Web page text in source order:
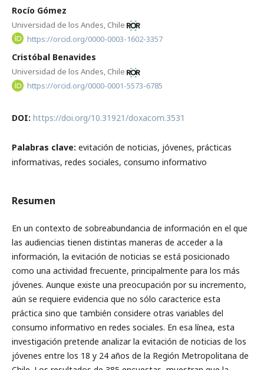
Rocío Gómez
Universidad de los Andes, Chile
https://orcid.org/0000-0003-1602-3357
Cristóbal Benavides
Universidad de los Andes, Chile
https://orcid.org/0000-0001-5573-6785
DOI: https://doi.org/10.31921/doxacom.3531
Palabras clave: evitación de noticias, jóvenes, prácticas
informativas, redes sociales, consumo informativo
Resumen
En un contexto de sobreabundancia de información en el que
las audiencias tienen distintas maneras de acceder a la
información, la evitación de noticias se está posicionado
como una actividad frecuente, principalmente para los más
jóvenes. Aunque existe una preocupación por su incremento,
aún se requiere evidencia que no sólo caracterice esta
práctica sino que también considere otras variables del
consumo informativo en redes sociales. En esa línea, esta
investigación pretende analizar la evitación de noticias de los
jóvenes entre los 18 y 24 años de la Región Metropolitana de